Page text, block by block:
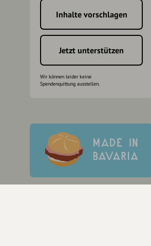
Inhalte vorschlagen
Jetzt unterstützen
Wir können leider keine
Spendenquittung ausstellen.